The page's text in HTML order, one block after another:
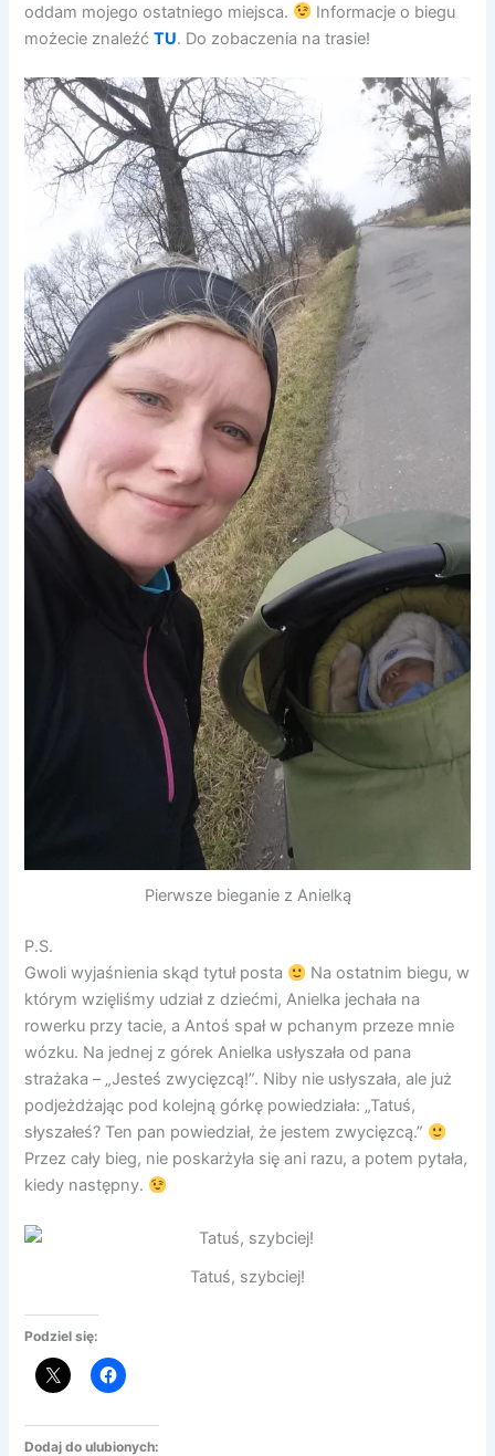
oddam mojego ostatniego miejsca.
Informacje o biegu
możecie znaleźćTU. Do zobaczenia na trasie!
Pierwsze bieganie z Anielką
P.S.
Gwoli wyjaśnienia skąd tytuł posta
Na ostatnim biegu, w
którym wzięliśmy udział z dziećmi, Anielka jechała na
rowerku przy tacie, a Antoś spał w pchanym przeze mnie
wózku. Na jednej z górek Anielka usłyszała od pana
strażaka – „Jesteś zwycięzcą!”. Niby nie usłyszała, ale już
podjeżdżając pod kolejną górkę powiedziała: „Tatuś,
słyszałeś? Ten pan powiedział, że jestem zwycięzcą.”
Przez cały bieg, nie poskarżyła się ani razu, a potem pytała,
kiedy następny.
Tatuś, szybciej!
Podziel się:
Dodaj do ulubionych: